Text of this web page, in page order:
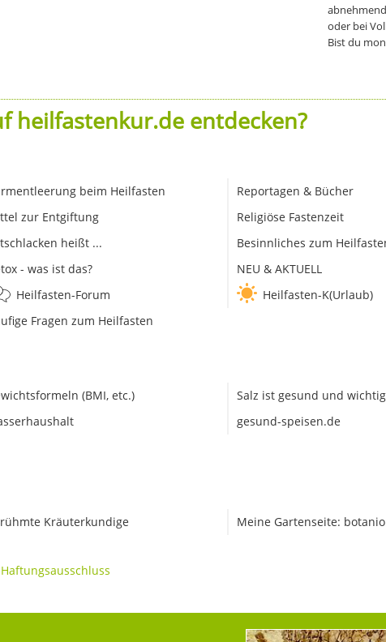
oder bei
Bist du
heilfastenkur.de entdecken?
beim Heilfasten
zur Entgiftung
heißt ...
- was ist das?
Heilfasten-Forum
Fragen zum Heilfasten
Reportagen & Bücher
Religiöse Fastenzeit
Besinnliches zum
NEU & AKTUELL
Heilfasten-K(Urlaub)
(BMI, etc.)
Salz ist gesund und
gesund-speisen.de
Kräuterkundige Meine Gartenseite:
Haftungsausschluss